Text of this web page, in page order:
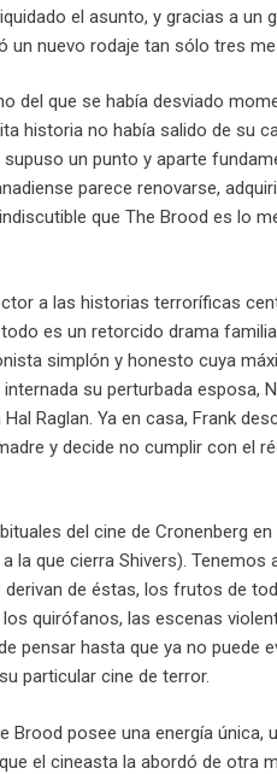
el asunto, y gracias a
un nuevo rodaje tan sólo tres
del que se había desviado
historia no había salido de su
un punto y aparte
parece renovarse,
que The Brood es lo
a las historias terroríficas
es un retorcido drama
simplón y honesto cuya
su perturbada esposa,
Raglan. Ya en casa, Frank
y decide no cumplir con el
del cine de Cronenberg
la que cierra Shivers).
de éstas, los frutos de
quirófanos, las escenas
pensar hasta que ya no
particular cine de terror.
Brood posee una energía
el cineasta la abordó de otra